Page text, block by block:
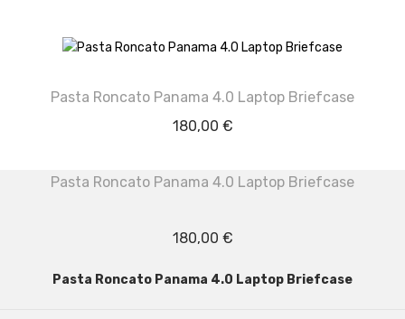
Pasta Roncato Panama 4.0 Laptop Briefcase
180,00 €
Pasta Roncato Panama 4.0 Laptop Briefcase
180,00 €
Pasta Roncato Panama 4.0 Laptop Briefcase